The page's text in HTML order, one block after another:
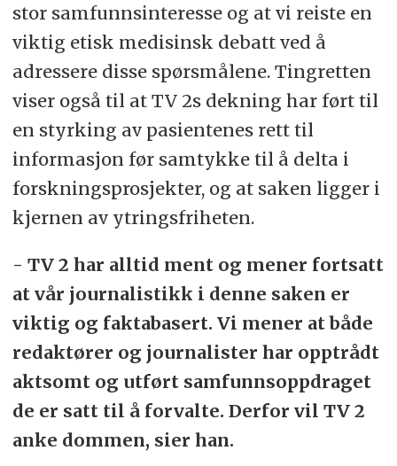
stor samfunnsinteresse og at vi reiste en
viktig etisk medisinsk debatt ved å
adressere disse spørsmålene. Tingretten
viser også til at TV 2s dekning har ført til
en styrking av pasientenes rett til
informasjon før samtykke til å delta i
forskningsprosjekter, og at saken ligger i
kjernen av ytringsfriheten.
- TV 2 har alltid ment og mener fortsatt
at vår journalistikk i denne saken er
viktig og faktabasert. Vi mener at både
redaktører og journalister har opptrådt
aktsomt og utført samfunnsoppdraget
de er satt til å forvalte. Derfor vil TV 2
anke dommen, sier han.